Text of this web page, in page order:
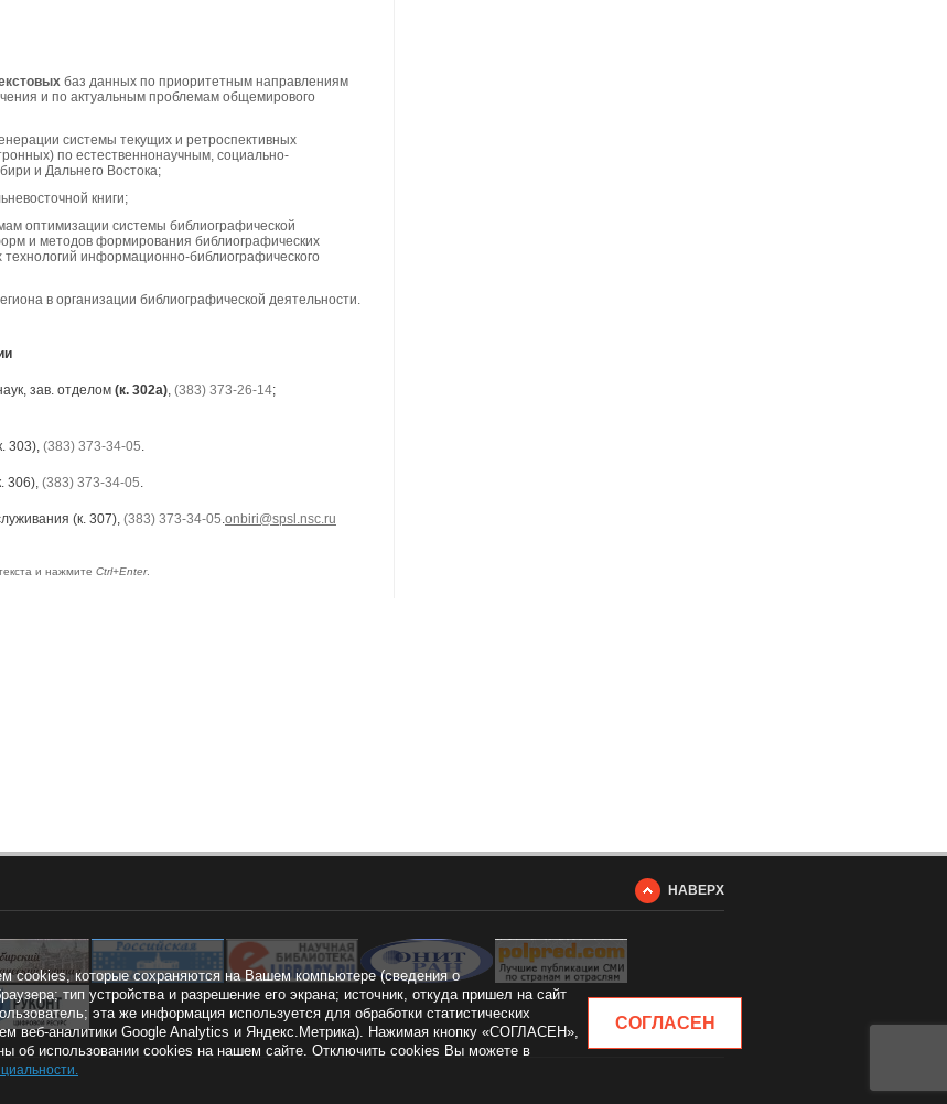
баз данных по приоритетным направлениям
и по актуальным проблемам общемирового
системы текущих и ретроспективных
по естественнонаучным, социально-
и Дальнего Востока;
книги;
оптимизации системы библиографической
и методов формирования библиографических
информационно-библиографического
в организации библиографической деятельности.
зав. отделом (к. 302а), (383) 373-26-14;
303), (383) 373-34-05.
306), (383) 373-34-05.
(к. 307), (383) 373-34-05.onbiri@spsl.nsc.ru
и нажмите Ctrl+Enter.
НАВЕРХ
cookies, которые сохраняются на Вашем компьютере (сведения о
тип устройства и разрешение его экрана; источник, откуда пришел на сайт
эта же информация используется для обработки статистических
веб-аналитики Google Analytics и Яндекс.Метрика). Нажимая кнопку «СОГЛАСЕН»,
об использовании cookies на нашем сайте. Отключить cookies Вы можете в
.
СОГЛАСЕН